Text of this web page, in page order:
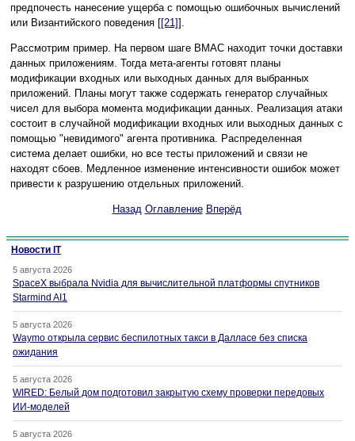
предпочесть нанесение ущерба с помощью ошибочных вычислений
или Византийского поведения [[21]].
Рассмотрим пример. На первом шаге ВМАС находит точки доставки
данных приложениям. Тогда мета-агенты готовят планы
модификации входных или выходных данных для выбранных
приложений. Планы могут также содержать генератор случайных
чисел для выбора момента модификации данных. Реализация атаки
состоит в случайной модификации входных или выходных данных с
помощью "невидимого" агента противника. Распределенная
система делает ошибки, но все тесты приложений и связи не
находят сбоев. Медленное изменение интенсивности ошибок может
привести к разрушению отдельных приложений.
Назад Оглавление Вперёд
Новости IT
5 августа 2026
SpaceX выбрала Nvidia для вычислительной платформы спутников
Starmind AI1
5 августа 2026
Waymo открыла сервис беспилотных такси в Далласе без списка
ожидания
5 августа 2026
WIRED: Белый дом подготовил закрытую схему проверки передовых
ИИ-моделей
5 августа 2026